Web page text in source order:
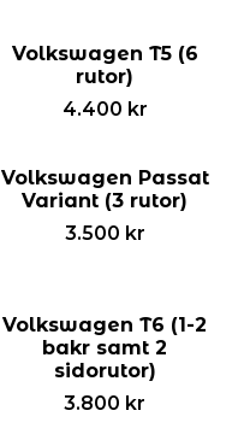
Volkswagen T5 (6
rutor)
4.400 kr
Volkswagen Passat
Variant (3 rutor)
3.500 kr
Volkswagen T6 (1-2
bakr samt 2
sidorutor)
3.800 kr